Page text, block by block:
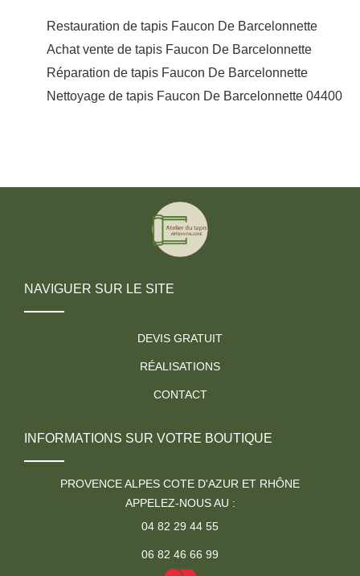
Restauration de tapis Faucon De Barcelonnette
Achat vente de tapis Faucon De Barcelonnette
Réparation de tapis Faucon De Barcelonnette
Nettoyage de tapis Faucon De Barcelonnette 04400
NAVIGUER SUR LE SITE
DEVIS GRATUIT
RÉALISATIONS
CONTACT
INFORMATIONS SUR VOTRE BOUTIQUE
PROVENCE ALPES COTE D'AZUR ET RHÔNE
APPELEZ-NOUS AU :
04 82 29 44 55
06 82 46 66 99